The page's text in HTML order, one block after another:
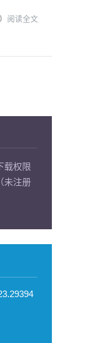
阅读全文
载权限
未注册